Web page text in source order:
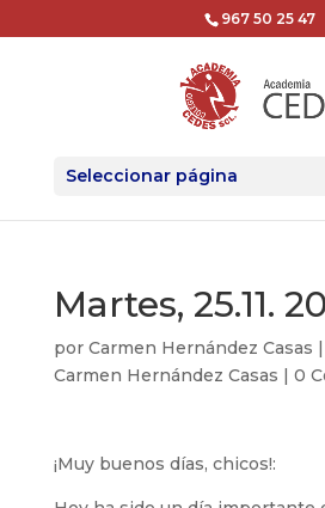
967 50 25 47
Seleccionar página
Martes, 25.11.
por Carmen Hernández Casas |
Carmen Hernández Casas | 0
¡Muy buenos días, chicos!: